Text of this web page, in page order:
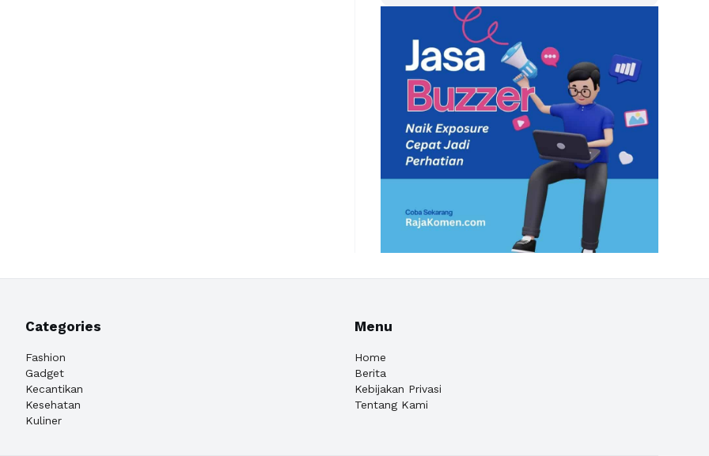
Categories
Fashion
Gadget
Kecantikan
Kesehatan
Kuliner
Menu
Home
Berita
Kebijakan Privasi
Tentang Kami